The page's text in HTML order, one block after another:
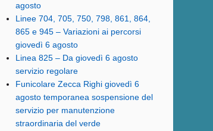
agosto
Linee 704, 705, 750, 798, 861, 864,
865 e 945 – Variazioni ai percorsi
giovedì 6 agosto
Linea 825 – Da giovedì 6 agosto
servizio regolare
Funicolare Zecca Righi giovedì 6
agosto temporanea sospensione del
servizio per manutenzione
straordinaria del verde